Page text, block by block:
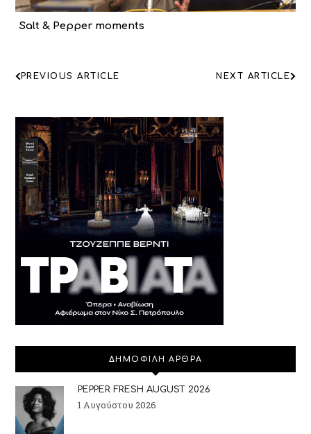
Salt & Pepper moments
ΠΛΟΗΓΗΣΗ
NEXT ARTICLE
PREVIOUS ARTICLE
ΔΗΜΟΦΙΛΗ ΑΡΘΡΑ
PEPPER FRESH AUGUST 2026
1 Αυγούστου 2026